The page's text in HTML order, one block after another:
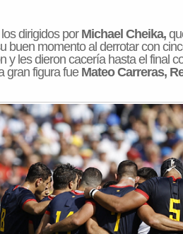
los dirigidos por Michael Cheika,
buen momento al derrotar con
y les dieron cacería hasta el final
gran figura fueMateo Carreras,